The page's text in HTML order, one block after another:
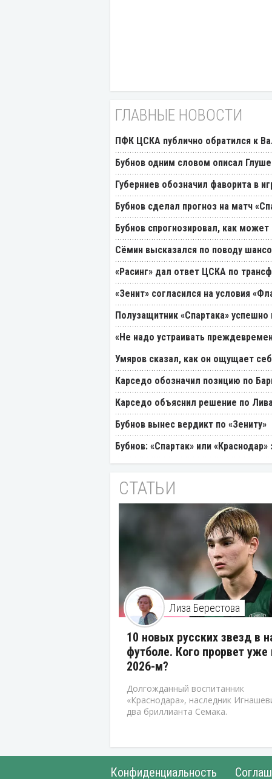
ГЛАВНЫЕ НОВОСТИ
ПФК ЦСКА публично обратился к
Бубнов одним словом описал
Губерниев обозначил фаворита в
Бубнов сделал прогноз на матч
Бубнов спрогнозировал, как
Cёмин высказался по поводу
«Расинг» дал ответ ЦСКА по
«Зенит» согласился на условия
Полузащитник «Спартака»
«Не надо устраивать
Умяров сказал, как он ощущает
Карседо обозначил позицию по
Карседо объяснил решение по
Бубнов вынес вердикт по «Зениту»
Бубнов: «Спартак» или
СТАТЬИ
Лиза Берестова
10 новых русских звезд в
футболе. Кого прорвет уже
2026-м?
Долгожданный воспитанник
«Краснодара», наследник
два бриллианта Семака.
Конфиденциальность